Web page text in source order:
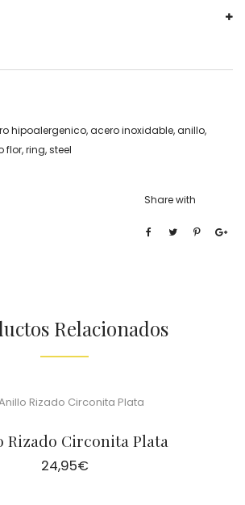
hipoalergenico,acero inoxidable,anillo,
flor,ring,steel
Share with
Relacionados
Rizado Circonita Plata
24,95€